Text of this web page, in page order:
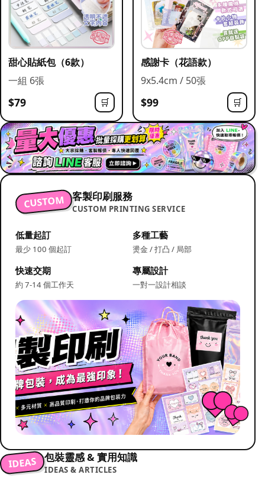
甜心貼紙包（6款）
一組 6張
$79 🛒
感謝卡（花語款）
9x5.4cm / 50張
$99 🛒
CUSTOM 客製印刷服務
CUSTOM PRINTING SERVICE
低量起訂
最少 100 個起訂
多種工藝
燙金 / 打凸 / 局部
快速交期
約 7-14 個工作天
專屬設計
一對一設計相談
IDEAS 包裝靈感 & 實用知識
IDEAS & ARTICLES